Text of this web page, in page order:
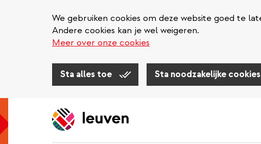
We gebruiken cookies om deze website goed te
Andere cookies kan je wel weigeren.
Meer over onze cookies
Sta alles toe Sta noodzakelijke